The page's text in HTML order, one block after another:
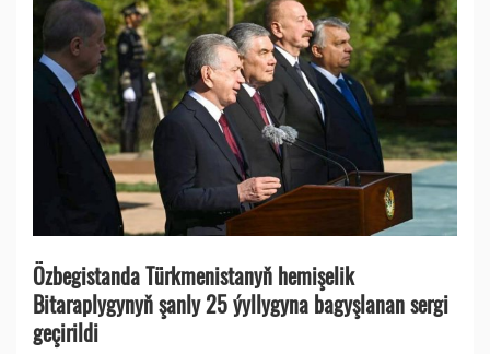
Özbegistanda Türkmenistanyň hemişelik
Bitaraplygynyň şanly 25 ýyllygyna bagyşlanan sergi
geçirildi